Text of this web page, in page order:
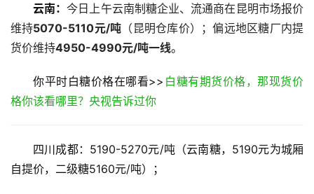
云南：今日上午云南制糖企业、流通商在昆明市场报价
维持5070-5110元/吨 （昆明仓库价）；偏远地区糖厂内提
货价维持4950-4990元/吨一线。
你平时白糖价格在哪看>> 白糖有期货价格，那现货价
格你该看哪里？央视告诉过你
四川成都：5190-5270元/吨（云南糖，5190元为城厢
自提价，二级糖5160元/吨）；